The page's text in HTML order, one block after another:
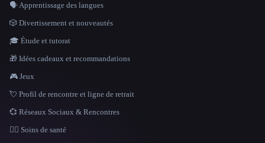
🗣️ Apprentissage des langues
🎲 Divertissement et nouveautés
🎓 Étude et tutorat
🎁 Idées cadeaux et recommandations
🎮 Jeux
💘 Profil de rencontre et ligne de retrait
💞 Réseaux Sociaux & Rencontres
👩‍⚕️ Soins de santé